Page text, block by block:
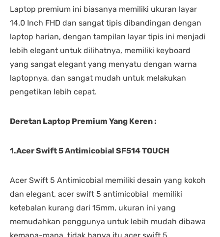
Laptop premium ini biasanya memiliki ukuran layar
14.0 Inch FHD dan sangat tipis dibandingan dengan
laptop harian, dengan tampilan layar tipis ini menjadi
lebih elegant untuk dilihatnya, memiliki keyboard
yang sangat elegant yang menyatu dengan warna
laptopnya, dan sangat mudah untuk melakukan
pengetikan lebih cepat.
Deretan Laptop Premium Yang Keren :
1.Acer Swift 5 Antimicobial SF514 TOUCH
Acer Swift 5 Antimicobial memiliki desain yang kokoh
dan elegant, acer swift 5 antimicobial memiliki
ketebalan kurang dari 15mm, ukuran ini yang
memudahkan penggunya untuk lebih mudah dibawa